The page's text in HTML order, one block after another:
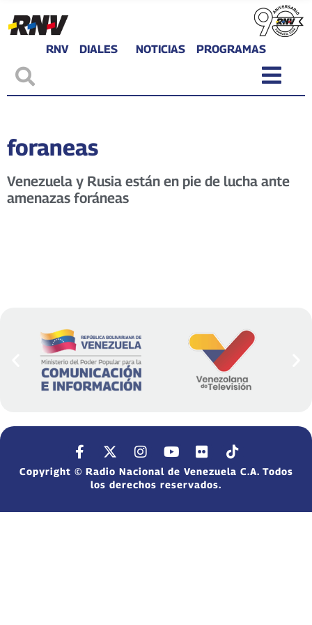
RNV DIALES NOTICIAS PROGRAMAS
foraneas
Venezuela y Rusia están en pie de lucha ante
amenazas foráneas
Copyright © Radio Nacional de Venezuela C.A. Todos
los derechos reservados.